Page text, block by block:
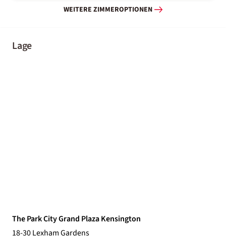
WEITERE ZIMMEROPTIONEN
Lage
The Park City Grand Plaza Kensington
18-30 Lexham Gardens